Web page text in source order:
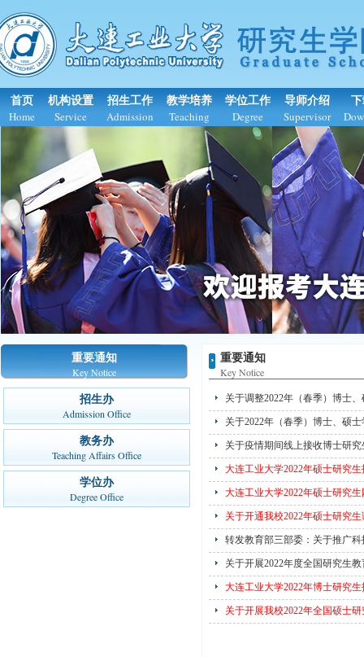
首页
Home
机构设置
Service
招生工作
Admission
教学培养
Teaching
学位工作
Degree
导师介绍
Supervisor
重要通知
Key Notice
招生办
Admission Office
教务办
Teaching Affairs Office
学位办
Degree Office
重要通知
Key Notice
关于调整2022年（春季）博士
关于2022年（春季）博士、硕
关于疫情期间线上接收博士研
大连工业大学2022年硕士研究
大连工业大学2022年硕士研究
关于开通我校2022年硕士研究
转发教育部三部委：关于推广
关于开展2022年度全国研究生
大连工业大学2022年博士研究
关于开展我校2022年全国硕士